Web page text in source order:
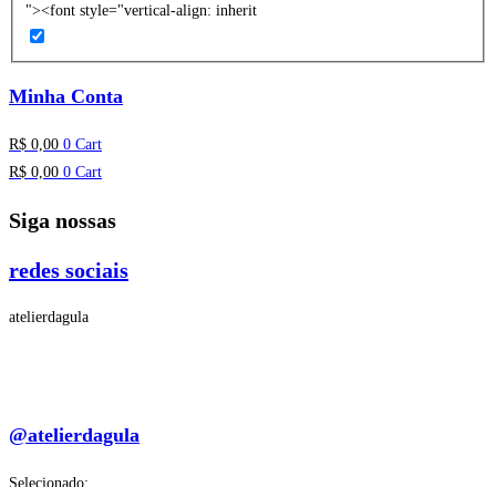
"><font style="vertical-align: inherit
Minha Conta
R$ 0,00 0 Cart
R$ 0,00 0 Cart
Siga nossas
redes sociais
atelierdagula
@atelierdagula
Selecionado: